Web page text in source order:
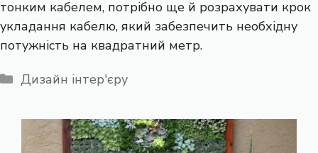
тонким кабелем, потрібно ще й розрахувати крок
укладання кабелю, який забезпечить необхідну
потужність на квадратний метр.
Категорії
Дизайн інтер'єру